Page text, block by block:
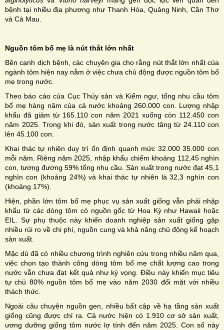
bệnh tại nhiều địa phương như Thanh Hóa, Quảng Ninh, Cần Thơ
và Cà Mau.
Nguồn tôm bố mẹ là nút thắt lớn nhất
Bên cạnh dịch bệnh, các chuyên gia cho rằng nút thắt lớn nhất của
ngành tôm hiện nay nằm ở việc chưa chủ động được nguồn tôm bố
mẹ trong nước.
Theo báo cáo của Cục Thủy sản và Kiểm ngư, tổng nhu cầu tôm
bố mẹ hàng năm của cả nước khoảng 260.000 con. Lượng nhập
khẩu đã giảm từ 165.110 con năm 2021 xuống còn 112.450 con
năm 2025. Trong khi đó, sản xuất trong nước tăng từ 24.110 con
lên 45.100 con.
Khai thác tự nhiên duy trì ổn định quanh mức 32.000 35.000 con
mỗi năm. Riêng năm 2025, nhập khẩu chiếm khoảng 112,45 nghìn
con, tương đương 59% tổng nhu cầu. Sản xuất trong nước đạt 45,1
nghìn con (khoảng 24%) và khai thác tự nhiên là 32,3 nghìn con
(khoảng 17%).
Hiện, phần lớn tôm bố mẹ phục vụ sản xuất giống vẫn phải nhập
khẩu từ các dòng tôm có nguồn gốc từ Hoa Kỳ như Hawaii hoặc
EIL. Sự phụ thuộc này khiến doanh nghiệp sản xuất giống gặp
nhiều rủi ro về chi phí, nguồn cung và khả năng chủ động kế hoạch
sản xuất.
Mặc dù đã có nhiều chương trình nghiên cứu trong nhiều năm qua,
việc chọn tạo thành công dòng tôm bố mẹ chất lượng cao trong
nước vẫn chưa đạt kết quả như kỳ vọng. Điều này khiến mục tiêu
tự chủ 80% nguồn tôm bố mẹ vào năm 2030 đối mặt với nhiều
thách thức.
Ngoài câu chuyện nguồn gen, nhiều bất cập về hạ tầng sản xuất
giống cũng được chỉ ra. Cả nước hiện có 1.910 cơ sở sản xuất,
ương dưỡng giống tôm nước lợ tính đến năm 2025. Con số này